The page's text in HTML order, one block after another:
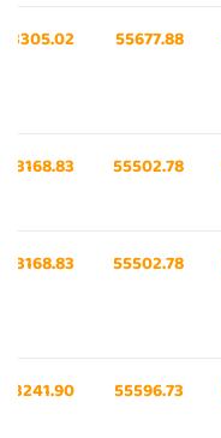
55677.88
43305.02
55502.78
43168.83
55502.78
43168.83
55596.73
43241.90